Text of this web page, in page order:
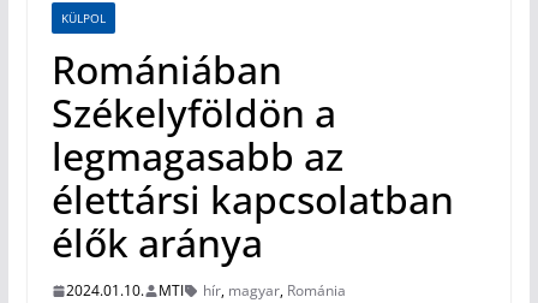
KÜLPOL
Romániában
Székelyföldön a
legmagasabb az
élettársi kapcsolatban
élők aránya
2024.01.10. MTI hír, magyar, Románia